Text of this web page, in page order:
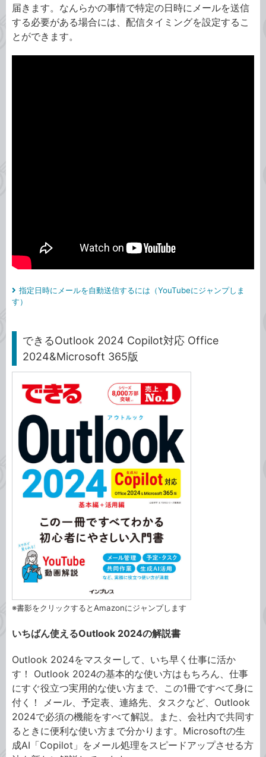
届きます。なんらかの事情で特定の日時にメールを送信
する必要がある場合には、配信タイミングを設定するこ
とができます。
指定日時にメールを自動送信するには（YouTubeにジャンプしま
す）
できるOutlook 2024 Copilot対応 Office
2024&Microsoft 365版
※書影をクリックするとAmazonにジャンプします
いちばん使えるOutlook 2024の解説書
Outlook 2024をマスターして、いち早く仕事に活か
す！ Outlook 2024の基本的な使い方はもちろん、仕事
にすぐ役立つ実用的な使い方まで、この1冊ですべて身に
付く！ メール、予定表、連絡先、タスクなど、Outlook
2024で必須の機能をすべて解説。また、会社内で共同す
るときに便利な使い方まで分かります。Microsoftの生
成AI「Copilot」をメール処理をスピードアップさせる方